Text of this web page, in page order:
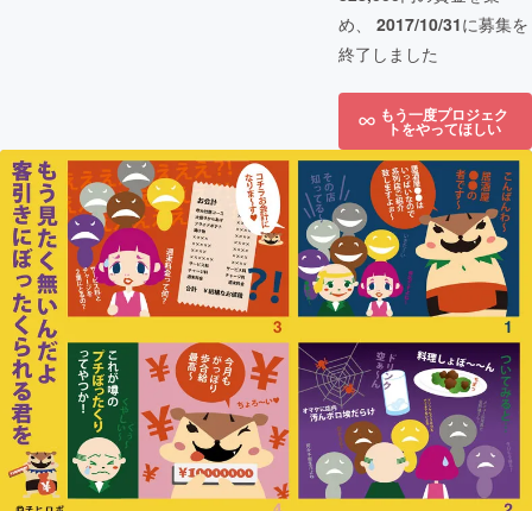
め、 2017/10/31に募集を
終了しました
もう一度プロジェク
トをやってほしい